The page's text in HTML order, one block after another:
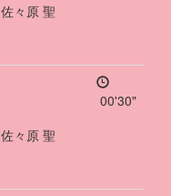
佐々原 聖
佐々原 聖
00'30"